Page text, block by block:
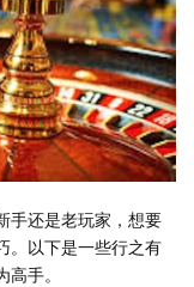
手还是老玩家，想要
。以下是一些行之有
手。